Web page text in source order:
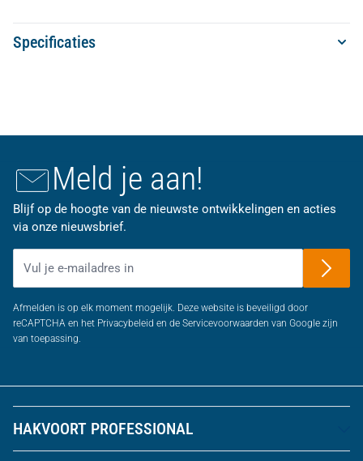
Specificaties
Meld je aan!
Blijf op de hoogte van de nieuwste ontwikkelingen en acties
via onze nieuwsbrief.
Afmelden is op elk moment mogelijk. Deze website is beveiligd door
reCAPTCHA en het Privacybeleid en de Servicevoorwaarden van Google zijn
van toepassing.
HAKVOORT PROFESSIONAL